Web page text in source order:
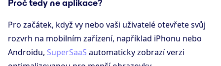
Proč tedy ne aplikace?
Pro začátek, když vy nebo vaši uživatelé otevřete svůj
rozvrh na mobilním zařízení, například iPhonu nebo
Androidu, SuperSaaS automaticky zobrazí verzi